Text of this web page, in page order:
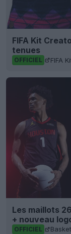
FIFA Kit
tenues
OFFICIEL FIFA
Les maillots
+ nouveau
OFFICIEL